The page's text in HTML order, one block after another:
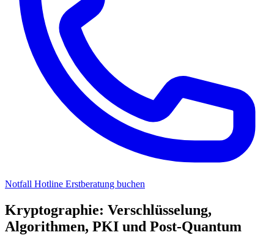
Notfall Hotline Erstberatung buchen
Kryptographie: Verschlüsselung,
Algorithmen, PKI und Post-Quantum